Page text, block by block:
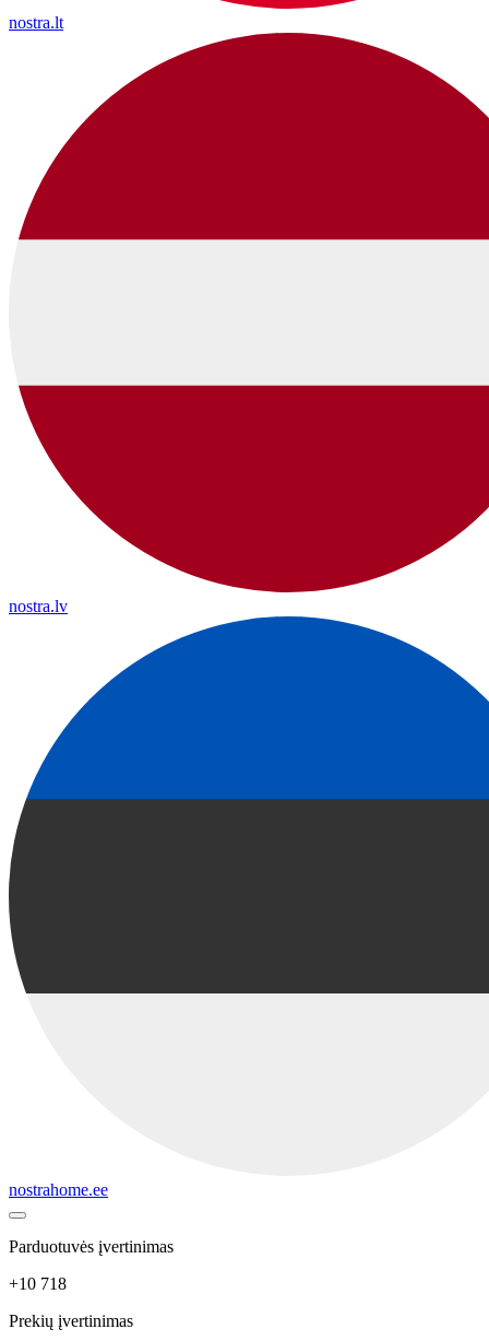
nostra.lt
nostra.lv
nostrahome.ee
Parduotuvės įvertinimas
+10 718
Prekių įvertinimas